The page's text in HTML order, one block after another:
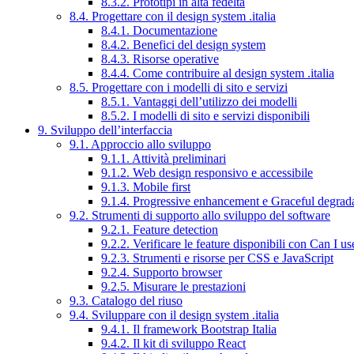
8.4. Progettare con il design system .italia
8.4.1. Documentazione
8.4.2. Benefici del design system
8.4.3. Risorse operative
8.4.4. Come contribuire al design system .italia
8.5. Progettare con i modelli di sito e servizi
8.5.1. Vantaggi dell’utilizzo dei modelli
8.5.2. I modelli di sito e servizi disponibili
9. Sviluppo dell’interfaccia
9.1. Approccio allo sviluppo
9.1.1. Attività preliminari
9.1.2. Web design responsivo e accessibile
9.1.3. Mobile first
9.1.4. Progressive enhancement e Graceful
9.2. Strumenti di supporto allo sviluppo del software
9.2.1. Feature detection
9.2.2. Verificare le feature disponibili con Can I
9.2.3. Strumenti e risorse per CSS e JavaScript
9.2.4. Supporto browser
9.2.5. Misurare le prestazioni
9.3. Catalogo del riuso
9.4. Sviluppare con il design system .italia
9.4.1. Il framework Bootstrap Italia
9.4.2. Il kit di sviluppo React